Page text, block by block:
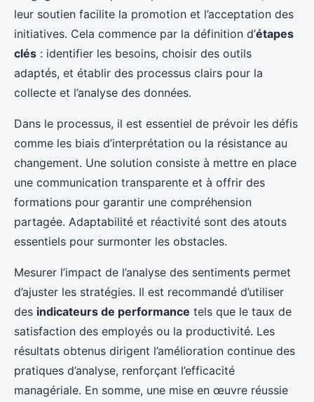
leur soutien facilite la promotion et l’acceptation des
initiatives. Cela commence par la définition d’étapes
clés : identifier les besoins, choisir des outils
adaptés, et établir des processus clairs pour la
collecte et l’analyse des données.
Dans le processus, il est essentiel de prévoir les défis
comme les biais d’interprétation ou la résistance au
changement. Une solution consiste à mettre en place
une communication transparente et à offrir des
formations pour garantir une compréhension
partagée. Adaptabilité et réactivité sont des atouts
essentiels pour surmonter les obstacles.
Mesurer l’impact de l’analyse des sentiments permet
d’ajuster les stratégies. Il est recommandé d’utiliser
des indicateurs de performance tels que le taux de
satisfaction des employés ou la productivité. Les
résultats obtenus dirigent l’amélioration continue des
pratiques d’analyse, renforçant l’efficacité
managériale. En somme, une mise en œuvre réussie